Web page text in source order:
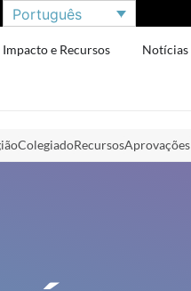
Português
Impacto e Recursos Notícias
ColegiadoRecursosAprovações